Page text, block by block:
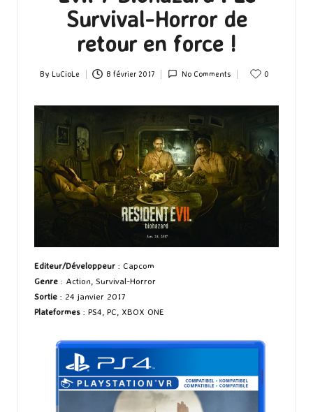
Survival-Horror de
retour en force !
Posted
By LuCioLe 8 février 2017 No Comments 0
Editeur/Développeur : Capcom
Genre : Action, Survival-Horror
Sortie : 24 janvier 2017
Plateformes : PS4, PC, XBOX ONE